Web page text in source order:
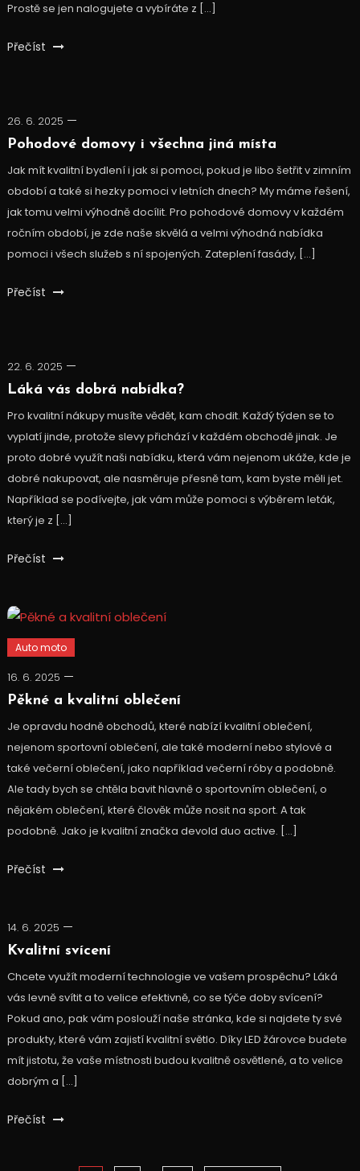
Prostě se jen nalogujete a vybíráte z […]
Přečíst
26. 6. 2025
Pohodové domovy i všechna jiná místa
Jak mít kvalitní bydlení i jak si pomoci, pokud je libo šetřit v zimním
období a také si hezky pomoci v letních dnech? My máme řešení,
jak tomu velmi výhodně docílit. Pro pohodové domovy v každém
ročním období, je zde naše skvělá a velmi výhodná nabídka
pomoci i všech služeb s ní spojených. Zateplení fasády, […]
Přečíst
22. 6. 2025
Láká vás dobrá nabídka?
Pro kvalitní nákupy musíte vědět, kam chodit. Každý týden se to
vyplatí jinde, protože slevy přichází v každém obchodě jinak. Je
proto dobré využít naši nabídku, která vám nejenom ukáže, kde je
dobré nakupovat, ale nasměruje přesně tam, kam byste měli jet.
Například se podívejte, jak vám může pomoci s výběrem leták,
který je z […]
Přečíst
Auto moto
16. 6. 2025
Pěkné a kvalitní oblečení
Je opravdu hodně obchodů, které nabízí kvalitní oblečení,
nejenom sportovní oblečení, ale také moderní nebo stylové a
také večerní oblečení, jako například večerní róby a podobně.
Ale tady bych se chtěla bavit hlavně o sportovním oblečení, o
nějakém oblečení, které člověk může nosit na sport. A tak
podobně. Jako je kvalitní značka devold duo active. […]
Přečíst
14. 6. 2025
Kvalitní svícení
Chcete využít moderní technologie ve vašem prospěchu? Láká
vás levně svítit a to velice efektivně, co se týče doby svícení?
Pokud ano, pak vám poslouží naše stránka, kde si najdete ty své
produkty, které vám zajistí kvalitní světlo. Díky LED žárovce budete
mít jistotu, že vaše místnosti budou kvalitně osvětlené, a to velice
dobrým a […]
Přečíst